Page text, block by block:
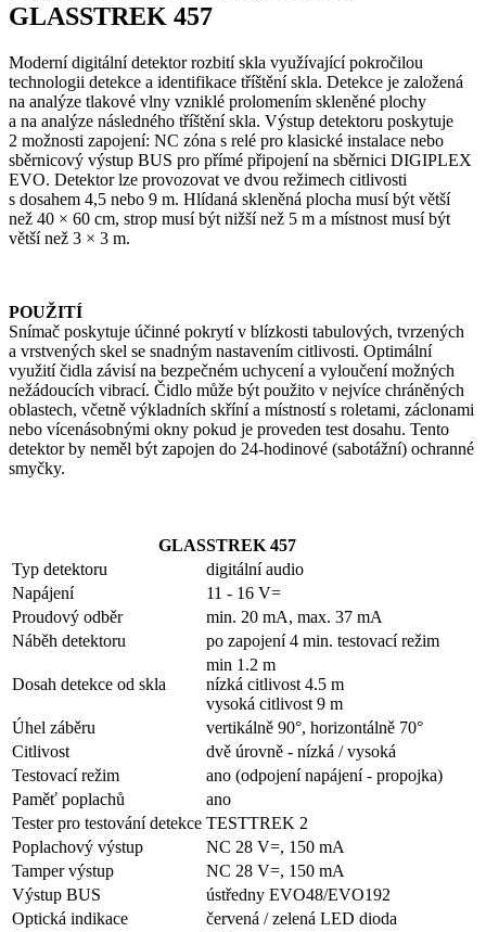
GLASSTREK 457
Moderní digitální detektor rozbití skla využívající pokročilou
technologii detekce a identifikace tříštění skla. Detekce je založená
na analýze tlakové vlny vzniklé prolomením skleněné plochy
a na analýze následného tříštění skla. Výstup detektoru poskytuje
2 možnosti zapojení: NC zóna s relé pro klasické instalace nebo
sběrnicový výstup BUS pro přímé připojení na sběrnici DIGIPLEX
EVO. Detektor lze provozovat ve dvou režimech citlivosti
s dosahem 4,5 nebo 9 m. Hlídaná skleněná plocha musí být větší
než 40 × 60 cm, strop musí být nižší než 5 m a místnost musí být
větší než 3 × 3 m.
POUŽITÍ
Snímač poskytuje účinné pokrytí v blízkosti tabulových, tvrzených
a vrstvených skel se snadným nastavením citlivosti. Optimální
využití čidla závisí na bezpečném uchycení a vyloučení možných
nežádoucích vibrací. Čidlo může být použito v nejvíce chráněných
oblastech, včetně výkladních skříní a místností s roletami, záclonami
nebo vícenásobnými okny pokud je proveden test dosahu. Tento
detektor by neměl být zapojen do 24-hodinové (sabotážní) ochranné
smyčky.
GLASSTREK 457
Typ detektoru
digitální audio
Napájení
11 - 16 V=
Proudový odběr
min. 20 mA, max. 37 mA
Náběh detektoru
po zapojení 4 min. testovací režim
Dosah detekce od skla
min 1.2 m
nízká citlivost 4.5 m
vysoká citlivost 9 m
Úhel záběru
vertikálně 90°, horizontálně 70°
Citlivost
dvě úrovně - nízká / vysoká
Testovací režim
ano (odpojení napájení - propojka)
Paměť poplachů
ano
Tester pro testování detekce TESTTREK 2
Poplachový výstup
NC 28 V=, 150 mA
Tamper výstup
NC 28 V=, 150 mA
Výstup BUS
ústředny EVO48/EVO192
Optická indikace
červená / zelená LED dioda